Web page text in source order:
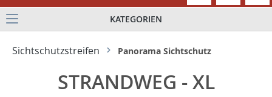
KATEGORIEN
Sichtschutzstreifen Panorama Sichtschutz
STRANDWEG - XL